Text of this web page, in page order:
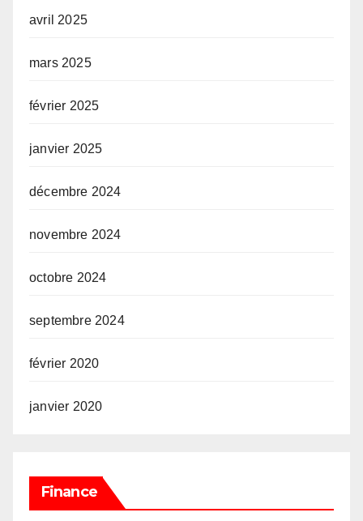
avril 2025
mars 2025
février 2025
janvier 2025
décembre 2024
novembre 2024
octobre 2024
septembre 2024
février 2020
janvier 2020
Finance